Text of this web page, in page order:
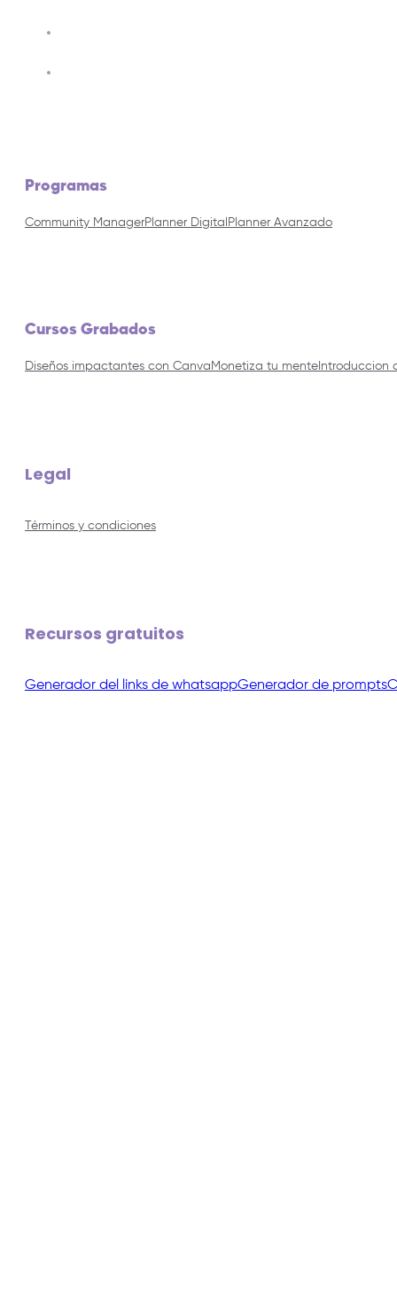
Programas
Community ManagerPlanner Digital Planner Avanzado
Cursos Grabados
Diseños impactantes con Canva Monetiza tu mente Introduccion
Legal
Términos y condiciones
Recursos gratuitos
Generador del links de whatsappGenerador de prompts